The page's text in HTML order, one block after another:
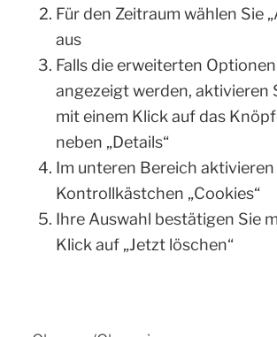
Für den Zeitraum wählen Sie
aus
Falls die erweiterten
angezeigt werden, aktivieren
mit einem Klick auf das
neben „Details“
Im unteren Bereich aktivieren
Kontrollkästchen „Cookies“
Ihre Auswahl bestätigen Sie
Klick auf „Jetzt löschen“